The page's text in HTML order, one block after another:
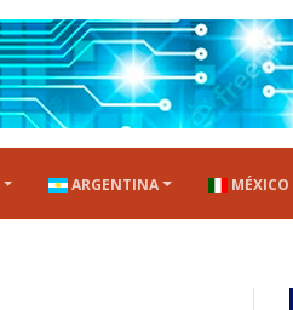
ARGENTINA MÉXICO